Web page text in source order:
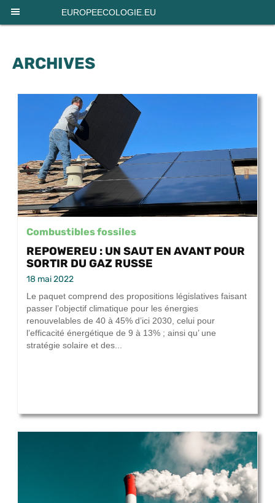
EUROPEECOLOGIE.EU
ARCHIVES
Combustibles fossiles
REPOWEREU : UN SAUT EN AVANT POUR
SORTIR DU GAZ RUSSE
18 mai 2022
Le paquet comprend des propositions législatives faisant
passer l’objectif climatique pour les énergies
renouvelables de 40 à 45% d’ici 2030, celui pour
l’efficacité énergétique de 9 à 13% ; ainsi qu’ une
stratégie solaire et des...